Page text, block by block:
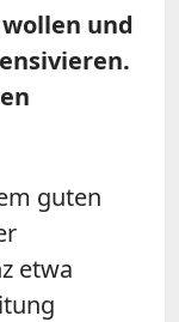
und
guten
etwa